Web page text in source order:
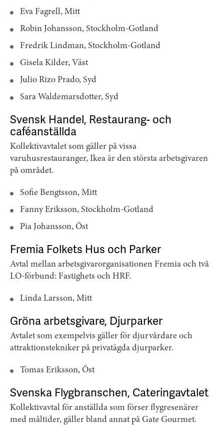
Eva Fagrell, Mitt
Robin Johansson, Stockholm-Gotland
Fredrik Lindman, Stockholm-Gotland
Gisela Kilder, Väst
Julio Rizo Prado, Syd
Sara Waldemarsdotter, Syd
Svensk Handel, Restaurang- och
caféanställda
Kollektivavtalet som gäller på vissa
varuhusrestauranger, Ikea är den största arbetsgivaren
på området.
Sofie Bengtsson, Mitt
Fanny Eriksson, Stockholm-Gotland
Pia Johansson, Öst
Fremia Folkets Hus och Parker
Avtal mellan arbetsgivarorganisationen Fremia och två
LO-förbund: Fastighets och HRF.
Linda Larsson, Mitt
Gröna arbetsgivare, Djurparker
Avtalet som exempelvis gäller för djurvårdare och
attraktionstekniker på privatägda djurparker.
Tomas Eriksson, Öst
Svenska Flygbranschen, Cateringavtalet
Kollektivavtal för anställda som förser flygresenärer
med måltider, gäller bland annat på Gate Gourmet.